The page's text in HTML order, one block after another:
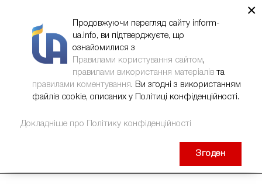
×
Продовжуючи перегляд сайту inform-
ua.info, ви підтверджуєте, що
ознайомилися з
Правилами користування сайтом,
правилами використання матеріалів та
правилами коментування. Ви згодні з використанням
файлів cookie, описаних у Політиці конфіденційності.
Докладніше про Політику конфіденційності
Згоден